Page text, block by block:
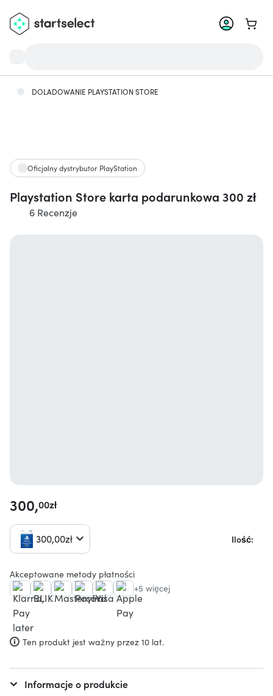
DOLADOWANIE PLAYSTATION STORE
Oficjalny dystrybutor PlayStation
Playstation Store karta podarunkowa 300 zł
6 Recenzje
300,00zł
300,00zł Ilość:
Akceptowane metody płatności
+5 więcej
Ten produkt jest ważny przez 10 lat.
Informacje o produkcie